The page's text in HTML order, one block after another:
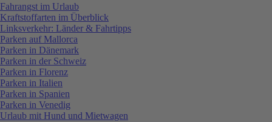
Fahrangst im Urlaub
Kraftstoffarten im Überblick
Linksverkehr: Länder & Fahrtipps
Parken auf Mallorca
Parken in Dänemark
Parken in der Schweiz
Parken in Florenz
Parken in Italien
Parken in Spanien
Parken in Venedig
Urlaub mit Hund und Mietwagen